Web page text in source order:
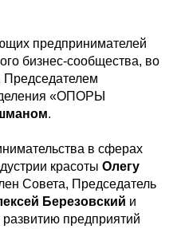
предпринимателей
бизнес-сообщества, во
Председателем
«ОПОРЫ
.
в сферах
красоты Олегу
Совета, Председатель
Березовский и
предприятий